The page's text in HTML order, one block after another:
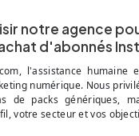
notre agence
d'abonnés
l'assistance
numérique. Nous
de packs génériques,
votre secteur et vos